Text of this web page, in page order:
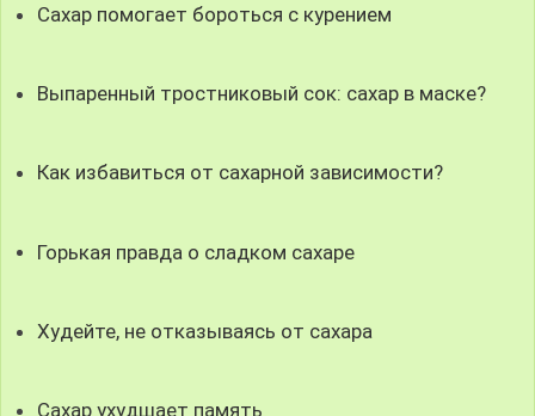
Сахар помогает бороться с курением
Выпаренный тростниковый сок: сахар в маске?
Как избавиться от сахарной зависимости?
Горькая правда о сладком сахаре
Худейте, не отказываясь от сахара
Сахар ухудшает память